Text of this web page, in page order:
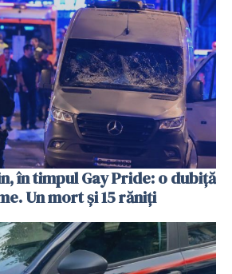
în timpul Gay Pride: o dubiță
Un mort și 15 răniți